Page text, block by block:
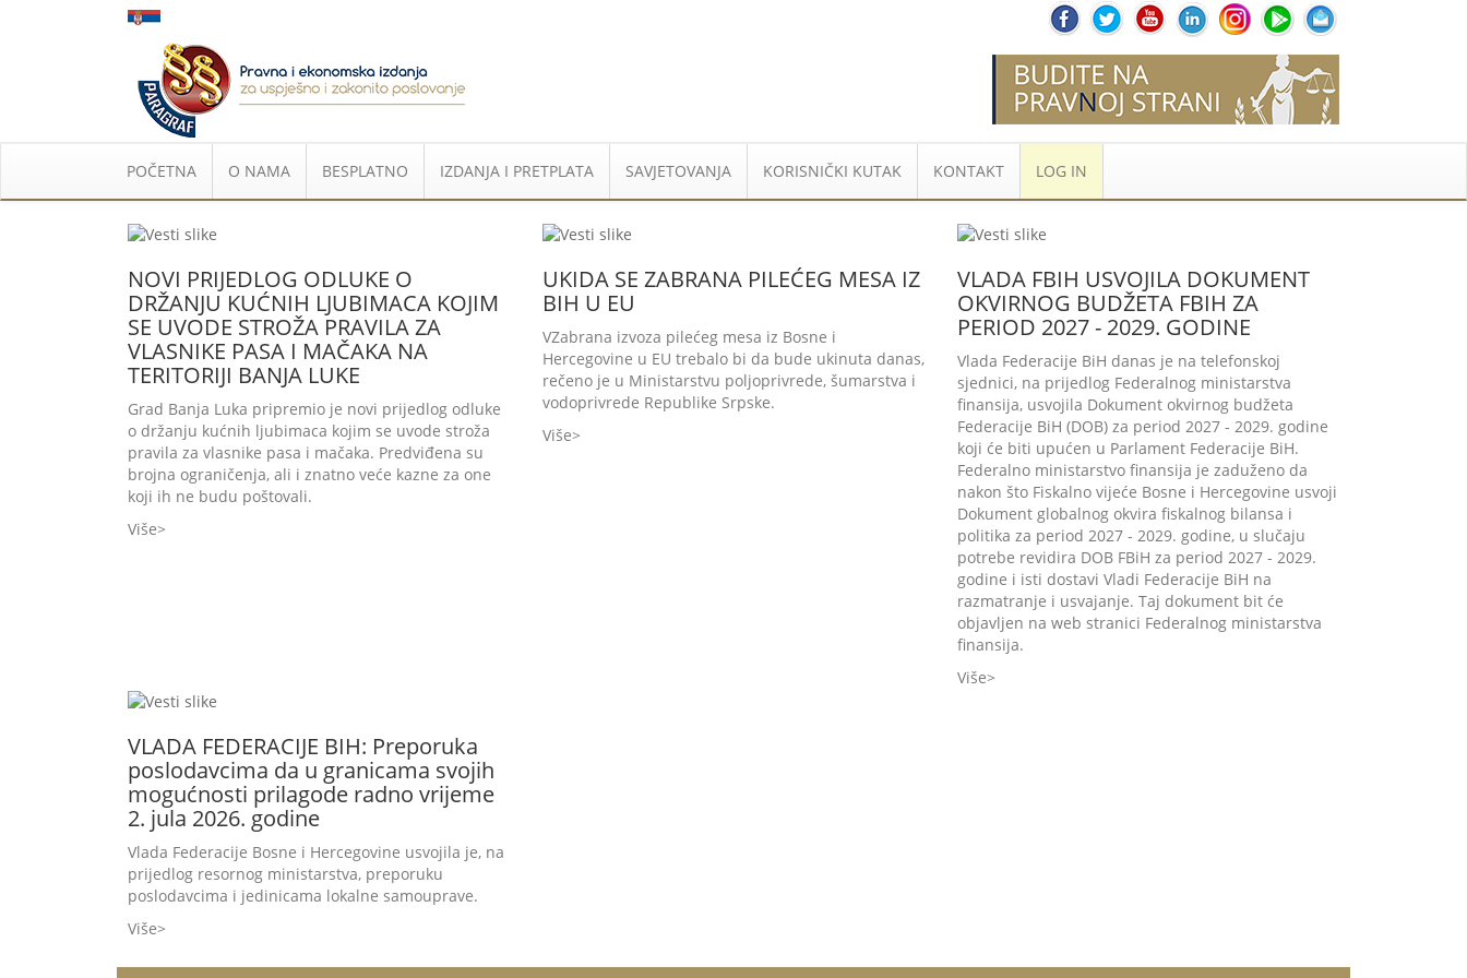
POČETNA O NAMA BESPLATNO IZDANJA I PRETPLATA SAVJETOVANJA KORISNIČKI KUTAK KONTAKT LOG IN
NOVI PRIJEDLOG ODLUKE O
DRŽANJU KUĆNIH LJUBIMACA KOJIM
SE UVODE STROŽA PRAVILA ZA
VLASNIKE PASA I MAČAKA NA
TERITORIJI BANJA LUKE
Grad Banja Luka pripremio je novi prijedlog odluke
o držanju kućnih ljubimaca kojim se uvode stroža
pravila za vlasnike pasa i mačaka. Predviđena su
brojna ograničenja, ali i znatno veće kazne za one
koji ih ne budu poštovali.
Više
UKIDA SE ZABRANA PILEĆEG MESA IZ
BIH U EU
VZabrana izvoza pilećeg mesa iz Bosne i
Hercegovine u EU trebalo bi da bude ukinuta danas,
rečeno je u Ministarstvu poljoprivrede, šumarstva i
vodoprivrede Republike Srpske.
Više
VLADA FBIH USVOJILA DOKUMENT
OKVIRNOG BUDŽETA FBIH ZA
PERIOD 2027 - 2029. GODINE
Vlada Federacije BiH danas je na telefonskoj
sjednici, na prijedlog Federalnog ministarstva
finansija, usvojila Dokument okvirnog budžeta
Federacije BiH (DOB) za period 2027 - 2029. godine
koji će biti upućen u Parlament Federacije BiH.
Federalno ministarstvo finansija je zaduženo da
nakon što Fiskalno vijeće Bosne i Hercegovine usvoji
Dokument globalnog okvira fiskalnog bilansa i
politika za period 2027 - 2029. godine, u slučaju
potrebe revidira DOB FBiH za period 2027 - 2029.
godine i isti dostavi Vladi Federacije BiH na
razmatranje i usvajanje. Taj dokument bit će
objavljen na web stranici Federalnog ministarstva
finansija.
Više
VLADA FEDERACIJE BIH: Preporuka
poslodavcima da u granicama svojih
mogućnosti prilagode radno vrijeme
2. jula 2026. godine
Vlada Federacije Bosne i Hercegovine usvojila je, na
prijedlog resornog ministarstva, preporuku
poslodavcima i jedinicama lokalne samouprave.
Više